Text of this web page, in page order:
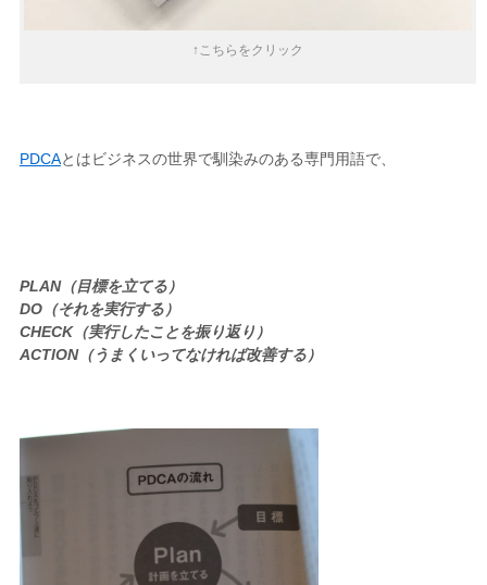
↑こちらをクリック
PDCAとはビジネスの世界で馴染みのある専門用語で、
PLAN（目標を立てる）
DO（それを実行する）
CHECK（実行したことを振り返り）
ACTION（うまくいってなければ改善する）